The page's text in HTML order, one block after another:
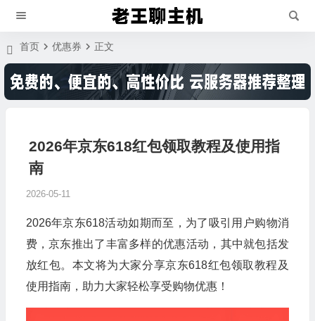
首页 优惠券 正文
2026年京东618红包领取教程及使用指
南
2026-05-11
2026年京东618活动如期而至，为了吸引用户购物消
费，京东推出了丰富多样的优惠活动，其中就包括发
放红包。本文将为大家分享京东618红包领取教程及
使用指南，助力大家轻松享受购物优惠！